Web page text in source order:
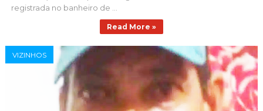
registrada no banheiro de ...
Read More »
VIZINHOS